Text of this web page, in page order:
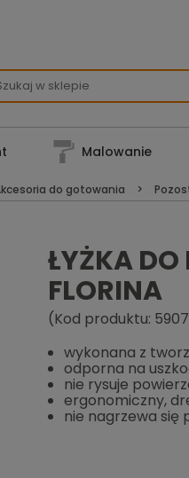
Malowanie
do gotowania
ŁYŻKA
FLORINA
(Kod produktu:
wykonana z
odporna na
nie rysuje
ergonomiczny,
nie nagrzewa się